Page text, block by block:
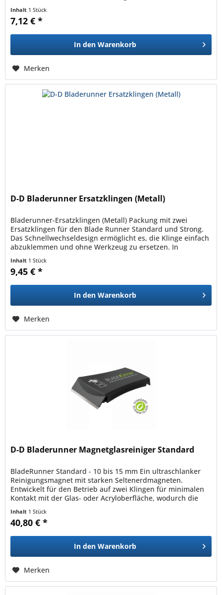
Inhalt 1 Stück
7,12 € *
In den Warenkorb
Merken
D-D Bladerunner Ersatzklingen (Metall)
Bladerunner-Ersatzklingen (Metall) Packung mit zwei
Ersatzklingen für den Blade Runner Standard und Strong.
Das Schnellwechseldesign ermöglicht es, die Klinge einfach
abzuklemmen und ohne Werkzeug zu ersetzen. In
Inhalt 1 Stück
9,45 € *
In den Warenkorb
Merken
D-D Bladerunner Magnetglasreiniger Standard
BladeRunner Standard - 10 bis 15 mm Ein ultraschlanker
Reinigungsmagnet mit starken Seltenerdmagneten.
Entwickelt für den Betrieb auf zwei Klingen für minimalen
Kontakt mit der Glas- oder Acryloberfläche, wodurch die
Inhalt 1 Stück
40,80 € *
In den Warenkorb
Merken